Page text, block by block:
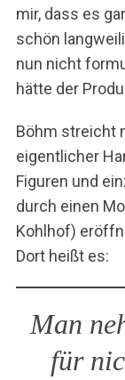
mir, dass es
schön
nun nicht
hätte der
Böhm streicht
eigentlicher
Figuren und
durch einen
Kohlhof)
Dort heißt es:
Man
für